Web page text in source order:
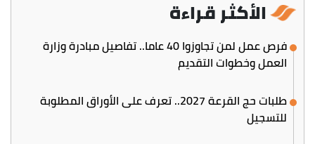
الأكثر قراءة
فرص عمل لمن تجاوزوا 40 عاما.. تفاصيل مبادرة وزارة
العمل وخطوات التقديم
طلبات حج القرعة 2027.. تعرف على الأوراق المطلوبة
للتسجيل